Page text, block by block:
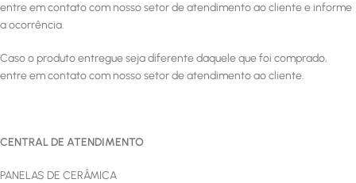
entre em contato com nosso setor de atendimento ao cliente e informe
a ocorrência.
Caso o produto entregue seja diferente daquele que foi comprado,
entre em contato com nosso setor de atendimento ao cliente.
CENTRAL DE ATENDIMENTO
PANELAS DE CERÂMICA